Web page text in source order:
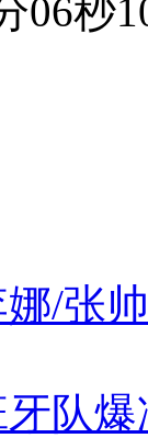
06秒
/张
队